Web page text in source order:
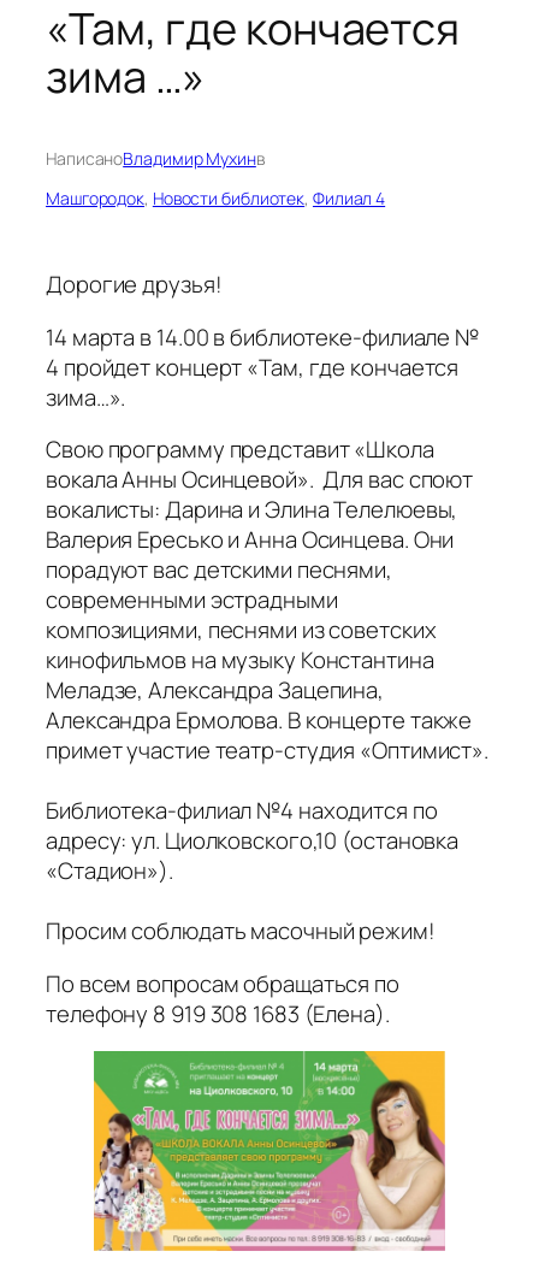
«Там, где кончается
зима …»
НаписаноВладимир Мухинв
Машгородок, Новости библиотек, Филиал 4
Дорогие друзья!
14 марта в 14.00 в библиотеке-филиале №
4 пройдет концерт «Там, где кончается
зима…».
Свою программу представит «Школа
вокала Анны Осинцевой». Для вас споют
вокалисты: Дарина и Элина Телелюевы,
Валерия Ересько и Анна Осинцева. Они
порадуют вас детскими песнями,
современными эстрадными
композициями, песнями из советских
кинофильмов на музыку Константина
Меладзе, Александра Зацепина,
Александра Ермолова. В концерте также
примет участие театр-студия «Оптимист».
Библиотека-филиал №4 находится по
адресу: ул. Циолковского,10 (остановка
«Стадион»).
Просим соблюдать масочный режим!
По всем вопросам обращаться по
телефону 8 919 308 1683 (Елена).